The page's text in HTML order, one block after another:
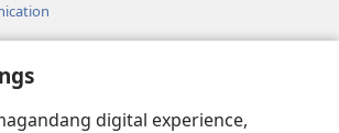
digital experience,